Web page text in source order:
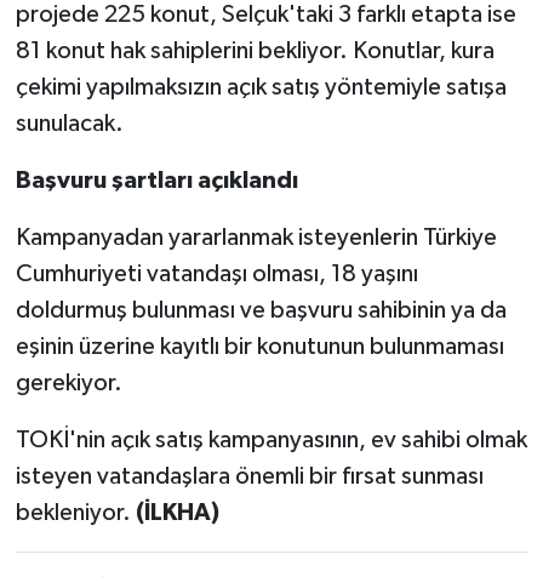
projede 225 konut, Selçuk'taki 3 farklı etapta ise
81 konut hak sahiplerini bekliyor. Konutlar, kura
çekimi yapılmaksızın açık satış yöntemiyle satışa
sunulacak.
Başvuru şartları açıklandı
Kampanyadan yararlanmak isteyenlerin Türkiye
Cumhuriyeti vatandaşı olması, 18 yaşını
doldurmuş bulunması ve başvuru sahibinin ya da
eşinin üzerine kayıtlı bir konutunun bulunmaması
gerekiyor.
TOKİ'nin açık satış kampanyasının, ev sahibi olmak
isteyen vatandaşlara önemli bir fırsat sunması
bekleniyor. (İLKHA)